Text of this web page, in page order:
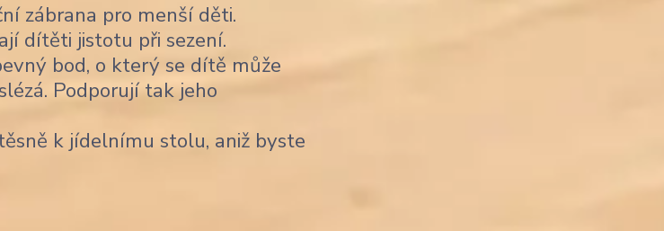
zábrana pro menší děti.
dítěti jistotu při sezení.
bod, o který se dítě může
Podporují tak jeho
k jídelnímu stolu, aniž byste